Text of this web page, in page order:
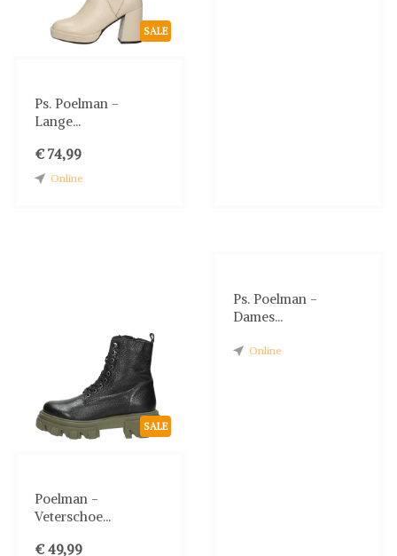
SALE
Ps. Poelman -
Lange...
€ 74,99
Online
SALE
Poelman -
Veterschoe...
€ 49,99
Ps. Poelman -
Dames...
Online